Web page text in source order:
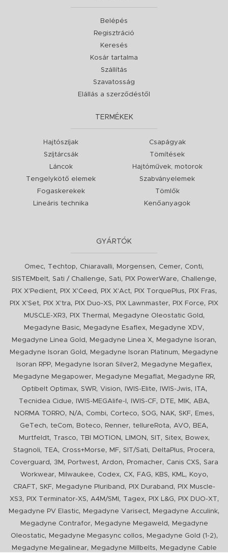
Belépés
Regisztráció
Keresés
Kosár tartalma
Szállítás
Szavatosság
Elállás a szerződéstől
TERMÉKEK
Hajtószíjak
Szíjtárcsák
Láncok
Tengelykötő elemek
Fogaskerekek
Lineáris technika
Csapágyak
Tömítések
Hajtóművek, motorok
Szabványelemek
Tömlők
Kenőanyagok
GYÁRTÓK
Omec, Techtop, Chiaravalli, Morgensen, Cemer, Conti,
SISTEMbelt, Sati / Challenge, Sati, PIX PowerWare, Challenge,
PIX X'Pedient, PIX X'Ceed , PIX X'Act, PIX TorquePlus, PIX Fras,
PIX X'Set, PIX X'tra, PIX Duo-XS, PIX Lawnmaster, PIX Force,
PIX
MUSCLE-XR3, PIX Thermal , Megadyne Oleostatic Gold ,
Megadyne Basic, Megadyne Esaflex, Megadyne XDV,
Megadyne Linea Gold , Megadyne Linea X, Megadyne Isoran,
Megadyne Isoran Gold , Megadyne Isoran Platinum,
Megadyne
Isoran RPP, Megadyne Isoran Silver2, Megadyne Megaflex,
Megadyne Megapower, Megadyne Megaflat, Megadyne RR,
Optibelt Optimax, SWR, Vision, IWIS-Elite, IWIS-Jwis, ITA,
Tecnidea Cidue, IWIS-MEGAlife-I , IWIS-CF, DTE, MIK, ABA,
NORMA TORRO, N/A, Combi, Corteco, SOG, NAK, SKF, Emes,
GeTech, teCom, Boteco, Renner, tellureRota, AVO, BEA,
Murtfeldt, Trasco, TBI MOTION , LIMON , SIT, Sitex, Bowex,
Stagnoli, TEA, Cross+Morse, MF, SIT/Sati, DeltaPlus, Procera,
Coverguard , 3M , Portwest, Ardon, Promacher, Canis CXS, Sara
Workwear, Milwaukee, Codex, CX, FAG, KBS, KML, Koyo,
CRAFT, SKF, Megadyne Pluriband , PIX Duraband ,
PIX Muscle-
XS3, PIX Terminator-XS, A4M/SMI , Tagex, PIX L&G, PIX DUO-XT,
Megadyne PV Elastic, Megadyne Varisect, Megadyne Acculink,
Megadyne Contrafor, Megadyne Megaweld ,
Megadyne
Oleostatic, Megadyne Megasync collos, Megadyne Gold (1-2),
Megadyne Megalinear, Megadyne Millbelts, Megadyne Cable